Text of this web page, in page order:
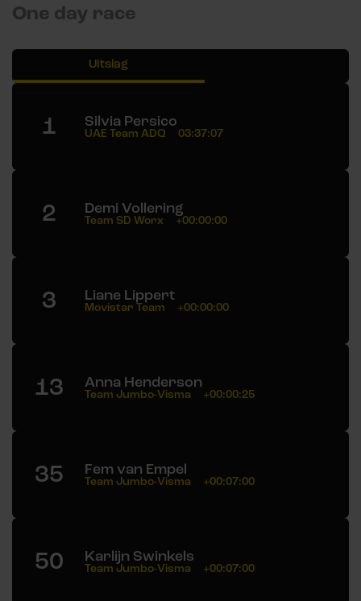
One day race
Uitslag
1 Silvia Persico
UAE Team ADQ 03:37:07
2 Demi Vollering
Team SD Worx +00:00:00
3 Liane Lippert
Movistar Team +00:00:00
13 Anna Henderson
Team Jumbo-Visma +00:00:25
35 Fem van Empel
Team Jumbo-Visma +00:07:00
50 Karlijn Swinkels
Team Jumbo-Visma +00:07:00